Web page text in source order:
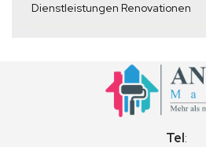
Dienstleistungen Renovationen
Tel: